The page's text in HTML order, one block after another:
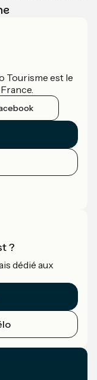
Tourisme est le
?
dédié aux